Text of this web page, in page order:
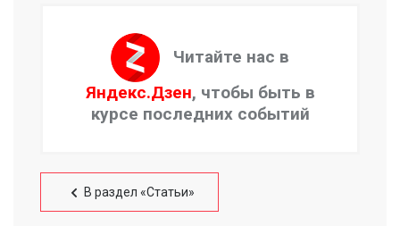
Читайте нас в
Яндекс.Дзен, чтобы быть в
курсе последних событий
В раздел «Статьи»